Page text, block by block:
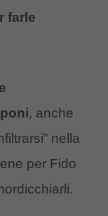
farle
, anche
nella
per Fido